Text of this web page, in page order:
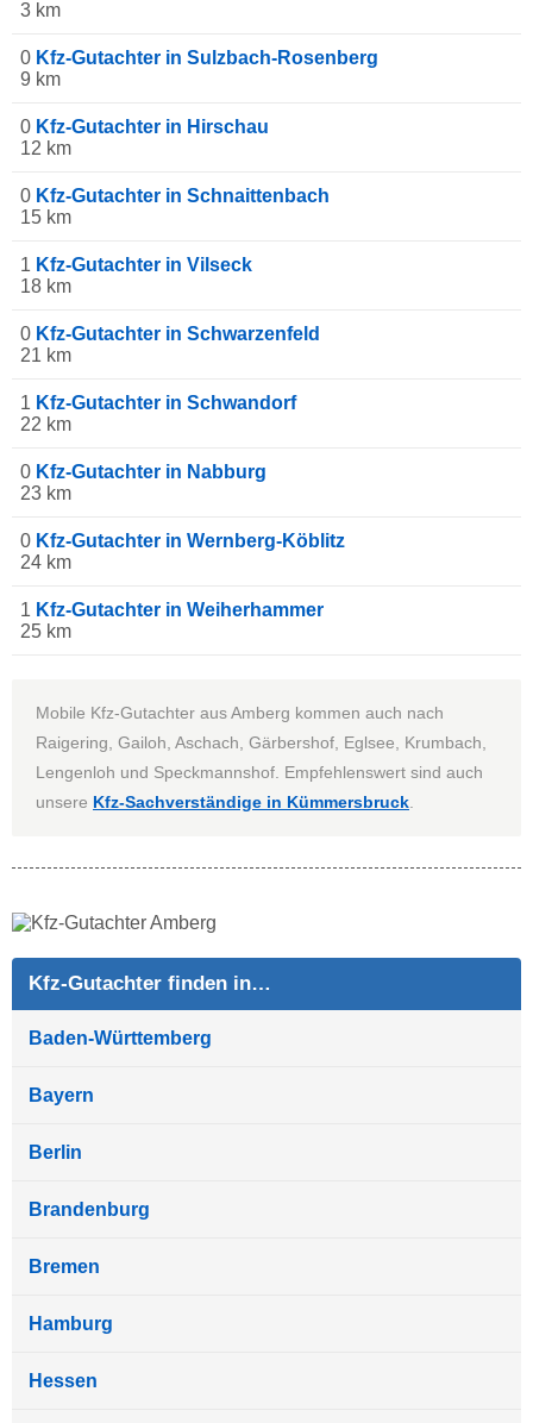
3 km
0 Kfz-Gutachter in Sulzbach-Rosenberg
9 km
0 Kfz-Gutachter in Hirschau
12 km
0 Kfz-Gutachter in Schnaittenbach
15 km
1 Kfz-Gutachter in Vilseck
18 km
0 Kfz-Gutachter in Schwarzenfeld
21 km
1 Kfz-Gutachter in Schwandorf
22 km
0 Kfz-Gutachter in Nabburg
23 km
0 Kfz-Gutachter in Wernberg-Köblitz
24 km
1 Kfz-Gutachter in Weiherhammer
25 km
Mobile Kfz-Gutachter aus Amberg kommen auch nach
Raigering, Gailoh, Aschach, Gärbershof, Eglsee, Krumbach,
Lengenloh und Speckmannshof. Empfehlenswert sind auch
unsere Kfz-Sachverständige in Kümmersbruck.
Kfz-Gutachter finden in…
Baden-Württemberg
Bayern
Berlin
Brandenburg
Bremen
Hamburg
Hessen